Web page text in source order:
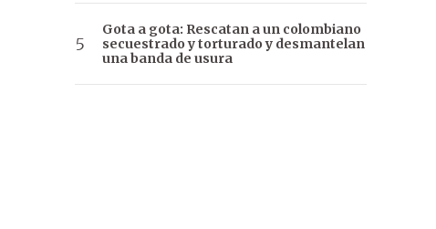
Gota a gota: Rescatan a un colombiano
secuestrado y torturado y desmantelan
una banda de usura